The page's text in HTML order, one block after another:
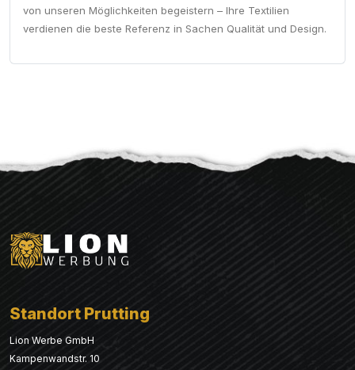
von unseren Möglichkeiten begeistern – Ihre Textilien
verdienen die beste Referenz in Sachen Qualität und Design.
Standort Prutting
Lion Werbe GmbH
Kampenwandstr. 10